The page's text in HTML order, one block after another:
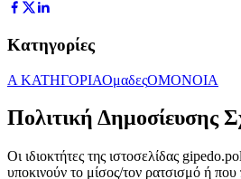
Κατηγορίες
Α ΚΑΤΗΓΟΡΙΑΟμαδεςΟΜΟΝΟΙΑ
Πολιτική Δημοσίευσης
Οι ιδιοκτήτες της ιστοσελίδας
υποκινούν το μίσος/τον ρατσισμό ή